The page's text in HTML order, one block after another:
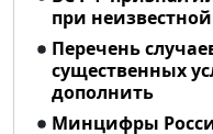
при
Перечень
существенных
дополнить
Минцифры